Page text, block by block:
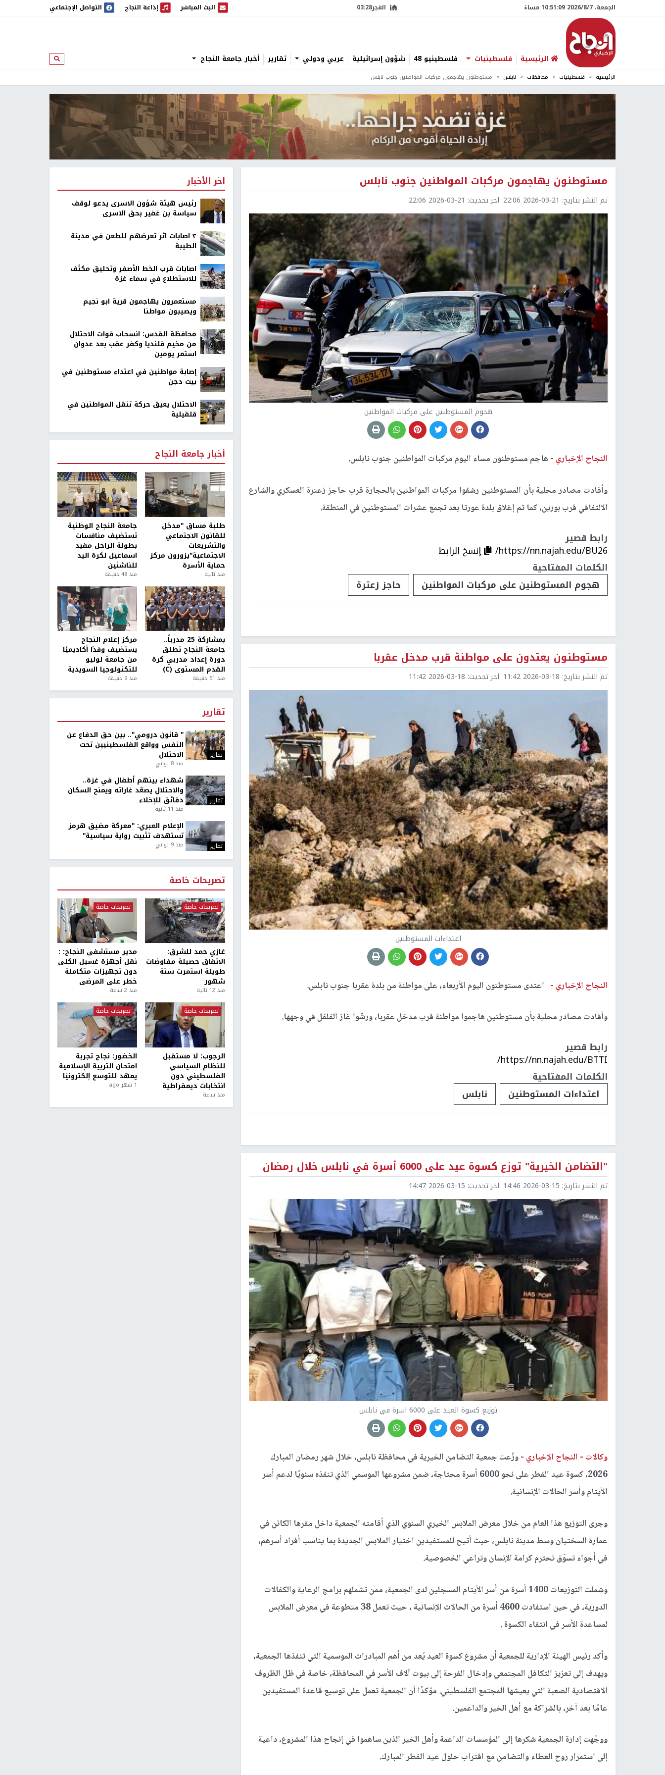
الجمعة، 7/‏8/‏2026 10:51:11 مساءً الفجر03:28 البث المباشر
البث المباشر إذاعة النجاح
إذاعة النجاح التواصل الإجتماعي
الرئيسية فلسطينيات فلسطينيو 48 شؤون إسرائيلية عربي ودولي تقارير أخبار جامعة النجاح ابحث
الرئيسية فلسطينيات محافظات نابلس مستوطنون يهاجمون مركبات المواطنين جنوب نابلس
مستوطنون يهاجمون مركبات المواطنين جنوب نابلس
تم النشر بتاريخ: 2026-03-21 22:06 اخر تحديث: 2026-03-21 22:06
هجوم المستوطنين على مركبات المواطنين
النجاح الإخباري - هاجم مستوطنون مساء اليوم مركبات المواطنين جنوب نابلس.
وأفادت مصادر محلية بأن المستوطنين رشقوا مركبات المواطنين بالحجارة قرب حاجز زعترة العسكري والشارع
الالتفافي قرب بورين، كما تم إغلاق بلدة عورتا بعد تجمع عشرات المستوطنين في المنطقة.
رابط قصير
https://nn.najah.edu/BU26/
إنسخ الرابط
الكلمات المفتاحية
هجوم المستوطنين على مركبات المواطنين
حاجز زعترة
مستوطنون يعتدون على مواطنة قرب مدخل عقربا
تم النشر بتاريخ: 2026-03-18 11:42 اخر تحديث: 2026-03-18 11:42
اعتداءات المستوطنين
النجاح الإخباري - اعتدى مستوطنون اليوم الأربعاء، على مواطنة من بلدة عقربا جنوب نابلس.
وأفادت مصادر محلية بأن مستوطنين هاجموا مواطنة قرب مدخل عقربا، ورشّوا غاز الفلفل في وجهها.
رابط قصير
https://nn.najah.edu/BTTI/
الكلمات المفتاحية
اعتداءات المستوطنين
نابلس
"التضامن الخيرية" توزع كسوة عيد على 6000 أسرة في نابلس خلال رمضان
تم النشر بتاريخ: 2026-03-15 14:46 اخر تحديث: 2026-03-15 14:47
توزيع كسوة العيد على 6000 اسرة في نابلس
وكالات - النجاح الإخباري -وزّعت جمعية التضامن الخيرية في محافظة نابلس، خلال شهر رمضان المبارك
2026، كسوة عيد الفطر على نحو 6000 أسرة محتاجة، ضمن مشروعها الموسمي الذي تنفذه سنويًا لدعم أسر
الأيتام وأسر الحالات الإنسانية.
وجرى التوزيع هذا العام من خلال معرض الملابس الخيري السنوي الذي أقامته الجمعية داخل مقرها الكائن في
عمارة السختيان وسط مدينة نابلس، حيث أتيح للمستفيدين اختيار الملابس الجديدة بما يناسب أفراد أسرهم،
في أجواء تسوّق تحترم كرامة الإنسان وتراعي الخصوصية.
وشملت التوزيعات 1400 أسرة من أسر الأيتام المسجلين لدى الجمعية، ممن تشملهم برامج الرعاية والكفالات
الدورية، في حين استفادت 4600 أسرة من الحالات الإنسانية ، حيث تعمل 38 متطوعة في معرض الملابس
لمساعدة الأسر في انتقاء الكسوة .
وأكد رئيس الهيئة الإدارية للجمعية أن مشروع كسوة العيد يُعد من أهم المبادرات الموسمية التي تنفذها الجمعية،
ويهدف إلى تعزيز التكافل المجتمعي وإدخال الفرحة إلى بيوت آلاف الأسر في المحافظة، خاصة في ظل الظروف
الاقتصادية الصعبة التي يعيشها المجتمع الفلسطيني. مؤكدًا أن الجمعية تعمل على توسيع قاعدة المستفيدين
عامًا بعد آخر، بالشراكة مع أهل الخير والداعمين.
ووجّهت إدارة الجمعية شكرها إلى المؤسسات الداعمة وأهل الخير الذين ساهموا في إنجاح هذا المشروع، داعية
إلى استمرار روح العطاء والتضامن مع اقتراب حلول عيد الفطر المبارك.
اخر الأخبار
رئيس هيئة شؤون الاسرى يدعو لوقف
سياسة بن غفير بحق الاسرى
٣ اصابات اثر تعرضهم للطعن في مدينة
الطيبة
اصابات قرب الخط الأصفر وتحليق مكثف
للاستطلاع في سماء غزة
مستعمرون يهاجمون قرية ابو نجيم
ويصيبون مواطنا
محافظة القدس: انسحاب قوات الاحتلال
من مخيم قلنديا وكفر عقب بعد عدوان
استمر يومين
إصابة مواطنين في اعتداء مستوطنين في
بيت دجن
الاحتلال يعيق حركة تنقل المواطنين في
قلقيلية
أخبار جامعة النجاح
طلبة مساق "مدخل
للقانون الاجتماعي
والتشريعات
الاجتماعية"يزورون مركز
حماية الأسرة
منذ ثانية
جامعة النجاح الوطنية
تستضيف منافسات
بطولة الراحل مفيد
اسماعيل لكرة اليد
للناشئين
منذ 48 دقيقة
بمشاركة 25 مدرباً..
جامعة النجاح تطلق
دورة إعداد مدربي كرة
القدم المستوى (C)
منذ 51 دقيقة
مركز إعلام النجاح
يستضيف وفدًا أكاديميًا
من جامعة لوليو
للتكنولوجيا السويدية
منذ 9 دقيقة
تقارير
تقارير
" قانون درومي".. بين حق الدفاع عن
النفس وواقع الفلسطينيين تحت
الاحتلال
منذ 8 ثواني
تقارير
شهداء بينهم أطفال في غزة..
والاحتلال يصعّد غاراته ويمنح السكان
دقائق للإخلاء
منذ 11 ثانية
تقارير
الإعلام العبري: "معركة مضيق هرمز
تستهدف تثبيت رواية سياسية"
منذ 9 ثواني
تصريحات خاصة
تصريحات خاصة
غازي حمد للشرق:
الاتفاق حصيلة مفاوضات
طويلة استمرت ستة
شهور
منذ 12 ثانية
تصريحات خاصة
مدير مستشفى النجاح: :
نقل أجهزة غسيل الكلى
دون تجهيزات متكاملة
خطر على المرضى
منذ 2 ساعة
تصريحات خاصة
الرجوب: لا مستقبل
للنظام السياسي
الفلسطيني دون
انتخابات ديمقراطية
منذ ساعة
تصريحات خاصة
الخضور: نجاح تجربة
امتحان التربية الإسلامية
يمهد للتوسع إلكترونيًا
1 شهر ago